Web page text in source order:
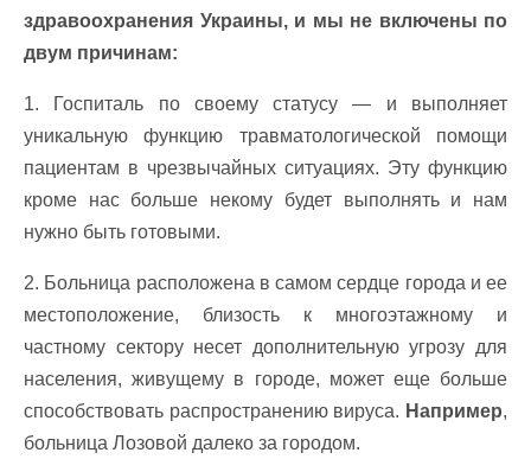
здравоохранения Украины, и мы не включены по
двум причинам:
1. Госпиталь по своему статусу — и выполняет
уникальную функцию травматологической помощи
пациентам в чрезвычайных ситуациях. Эту функцию
кроме нас больше некому будет выполнять и нам
нужно быть готовыми.
2. Больница расположена в самом сердце города и ее
местоположение, близость к многоэтажному и
частному сектору несет дополнительную угрозу для
населения, живущему в городе, может еще больше
способствовать распространению вируса. Например,
больница Лозовой далеко за городом.